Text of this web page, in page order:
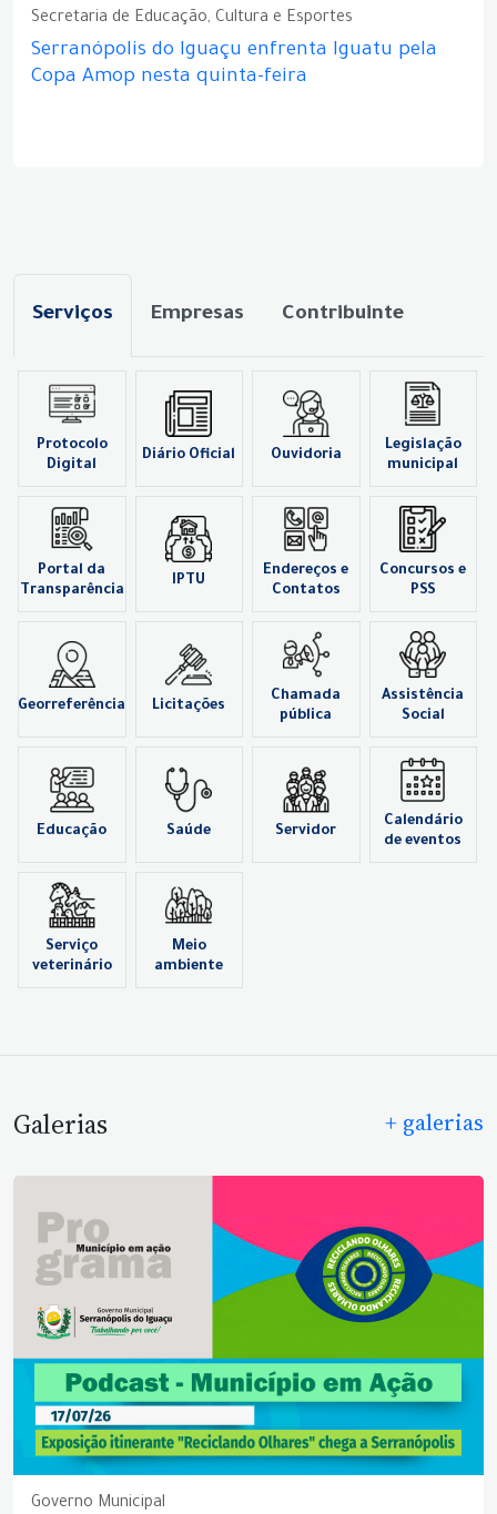
Secretaria de Educação, Cultura e Esportes
Serranópolis do Iguaçu enfrenta Iguatu pela
Copa Amop nesta quinta-feira
Serviços Empresas Contribuinte
Protocolo
Digital
Diário Oficial Ouvidoria
Legislação
municipal
Portal da
Transparência
IPTU
Endereços e
Contatos
Concursos e
PSS
Georreferência Licitações
Chamada
pública
Assistência
Social
Educação Saúde Servidor
Calendário
de eventos
Serviço
veterinário
Meio
ambiente
Galerias + galerias
Governo Municipal